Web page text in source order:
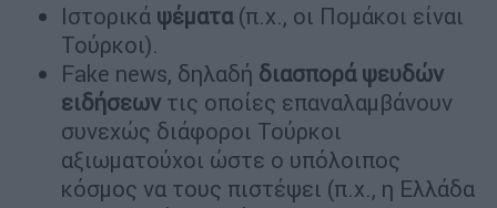
Ιστορικά ψέματα(π.χ., οι Πομάκοι είναι
Τούρκοι).
Fake news, δηλαδή διασπορά ψευδών
ειδήσεων τις οποίες επαναλαμβάνουν
συνεχώς διάφοροι Τούρκοι
αξιωματούχοι ώστε ο υπόλοιπος
κόσμος να τους πιστέψει (π.χ., η Ελλάδα